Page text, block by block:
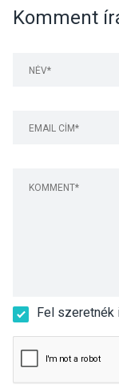
Komment
Fel szeretnék